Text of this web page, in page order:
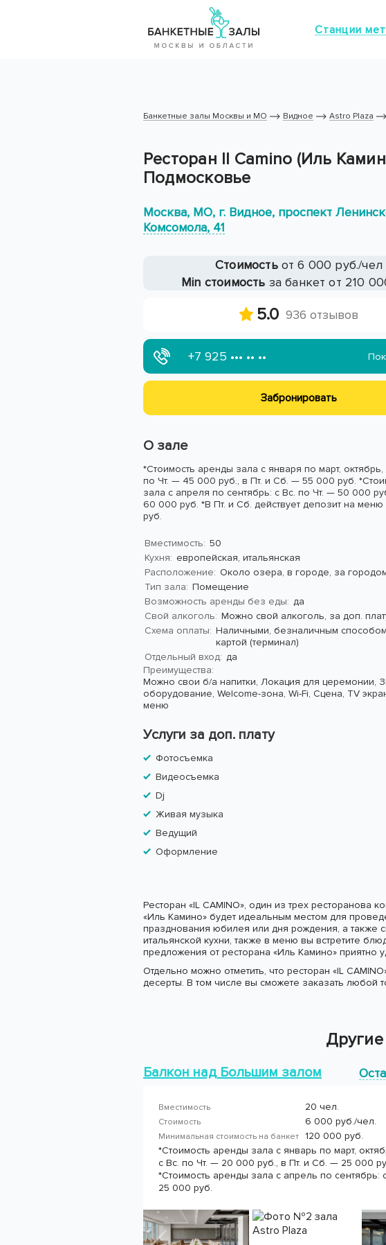
Станции
Банкетные залы Москвы и МО Видное Astro Plaza
Ресторан Il Camino (Иль
Подмосковье
Москва, МО, г. Видное, проспект
Комсомола, 41
Стоимостьот 6 000 руб./чел
Min стоимость за банкет от 210
5.0 936 отзывов
+7 925 ••• •• ••
Забронировать
О зале
*Стоимость аренды зала с января по март,
по Чт. — 45 000 руб., в Пт. и Сб. — 55 000 руб.
зала с апреля по сентябрь: с Вс. по Чт. — 50 000
60 000 руб. *В Пт. и Сб. действует депозит на
руб.
Вместимость: 50
Кухня: европейская, итальянская
Расположение: Около озера, в городе, за
Тип зала: Помещение
Возможность аренды без еды: да
Свой алкоголь: Можно свой алкоголь, за доп.
Схема оплаты: Наличными, безналичным
картой (терминал)
Отдельный вход: да
Преимущества:
Можно свои б/а напитки, Локация для церемонии,
оборудование, Welcome-зона, Wi-Fi, Сцена, TV
меню
Услуги за доп. плату
Фотосъемка
Видеосъемка
Dj
Живая музыка
Ведущий
Оформление
Ресторан «IL CAMINO», один из трех
«Иль Камино» будет идеальным местом для
празднования юбилея или дня рождения, а также
итальянской кухни, также в меню вы встретите
предложения от ресторана «Иль Камино» приятно
Отдельно можно отметить, что ресторан «IL
десерты. В том числе вы сможете заказать любой
Балкон над Большим залом
Вместимость 20 чел.
Стоимость 6 000 руб./чел.
Минимальная стоимость на банкет
120 000 руб.
*Стоимость аренды зала с январь по март,
с Вс. по Чт. — 20 000 руб., в Пт. и Сб. — 25 000
*Стоимость аренды зала с апрель по сентябрь:
25 000 руб.